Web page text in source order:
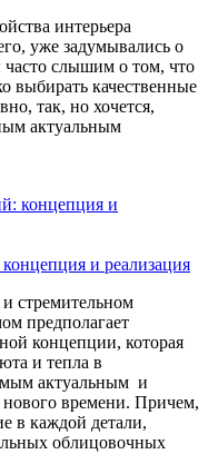
интерьера
уже задумывались о
слышим о том, что
выбирать качественные
так, но хочется,
актуальным
и реализация
стремительном
предполагает
концепции, которая
и тепла в
актуальным и
времени. Причем,
в каждой детали,
облицовочных